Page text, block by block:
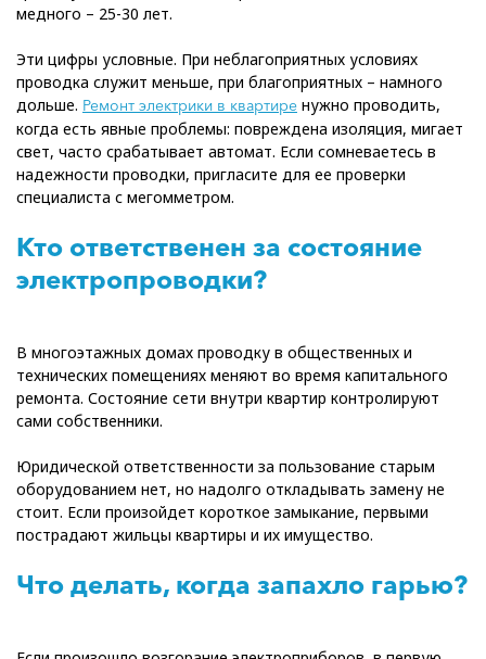
медного – 25-30 лет.
Эти цифры условные. При неблагоприятных условиях
проводка служит меньше, при благоприятных – намного
дольше. Ремонт электрики в квартире нужно проводить,
когда есть явные проблемы: повреждена изоляция, мигает
свет, часто срабатывает автомат. Если сомневаетесь в
надежности проводки, пригласите для ее проверки
специалиста с мегомметром.
Кто ответственен за состояние
электропроводки?
В многоэтажных домах проводку в общественных и
технических помещениях меняют во время капитального
ремонта. Состояние сети внутри квартир контролируют
сами собственники.
Юридической ответственности за пользование старым
оборудованием нет, но надолго откладывать замену не
стоит. Если произойдет короткое замыкание, первыми
пострадают жильцы квартиры и их имущество.
Что делать, когда запахло гарью?